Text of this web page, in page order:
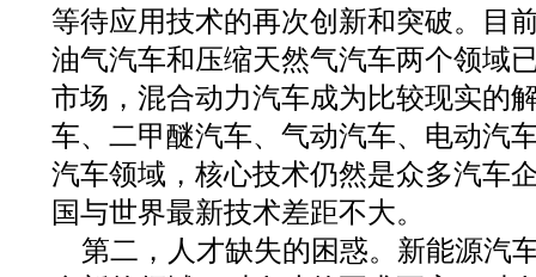
等待应用技术的再次创新和突破。目
油气汽车和压缩天然气汽车两个领域
市场，混合动力汽车成为比较现实的
车、二甲醚汽车、气动汽车、电动汽
汽车领域，核心技术仍然是众多汽车
国与世界最新技术差距不大。
第二，人才缺失的困惑。新能源汽